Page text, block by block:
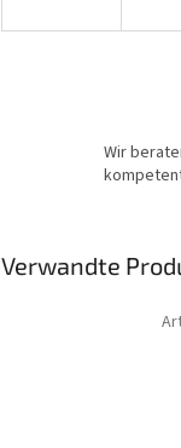
Wir
Verwandte